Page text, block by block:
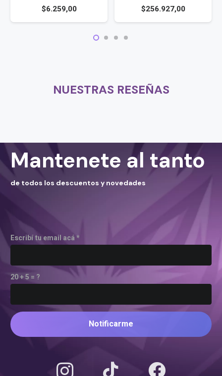
$6.259,00 $256.927,00
NUESTRAS RESEÑAS
Mantenete al tanto
de todos los descuentos y novedades
Escribí tu email acá *
20 + 5 = ?
Notificarme